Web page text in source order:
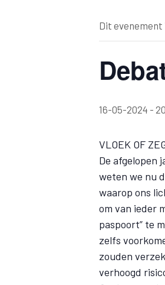
Dit evenement
16-05-2024 -
VLOEK OF
De afgelopen
weten we nu
waarop ons
om van ieder
paspoort” te
zelfs
zouden
verhoogd